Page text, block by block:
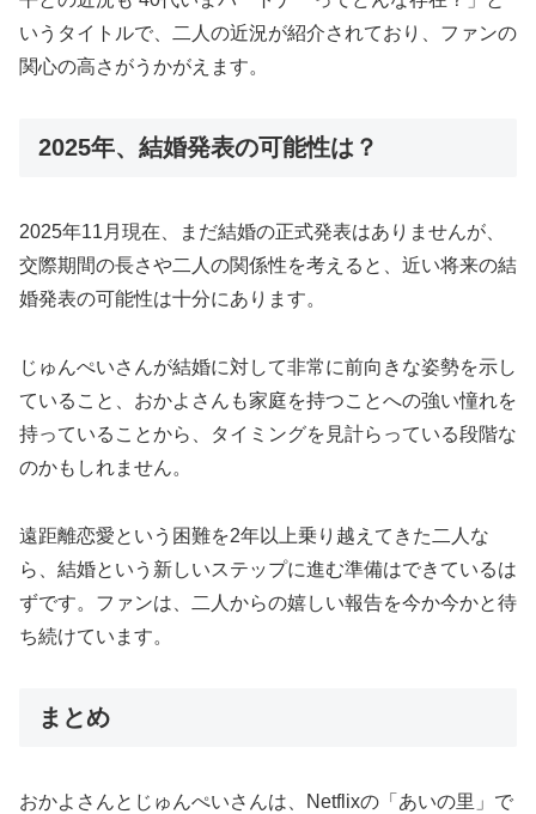
いうタイトルで、二人の近況が紹介されており、ファンの
関心の高さがうかがえます。
2025年、結婚発表の可能性は？
2025年11月現在、まだ結婚の正式発表はありませんが、
交際期間の長さや二人の関係性を考えると、近い将来の結
婚発表の可能性は十分にあります。
じゅんぺいさんが結婚に対して非常に前向きな姿勢を示し
ていること、おかよさんも家庭を持つことへの強い憧れを
持っていることから、タイミングを見計らっている段階な
のかもしれません。
遠距離恋愛という困難を2年以上乗り越えてきた二人な
ら、結婚という新しいステップに進む準備はできているは
ずです。ファンは、二人からの嬉しい報告を今か今かと待
ち続けています。
まとめ
おかよさんとじゅんぺいさんは、Netflixの「あいの里」で